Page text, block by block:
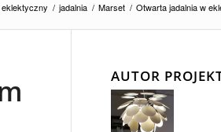
eklektyczny / jadalnia / Marset / Otwarta jadalnia w
AUTOR